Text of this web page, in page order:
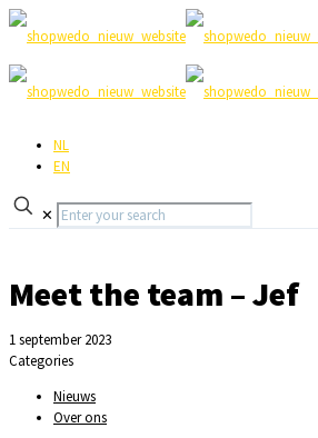
NL
EN
✕
Meet the team – Jef
1 september 2023
Categories
Nieuws
Over ons